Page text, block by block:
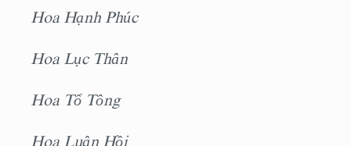
Hoa Hạnh Phúc
Hoa Lục Thân
Hoa Tổ Tông
Hoa Luân Hồi